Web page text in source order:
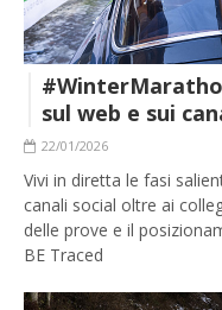
sul web e sui
22/01/2026
Vivi in diretta le fasi
canali social oltre ai
delle prove e il
BE Traced